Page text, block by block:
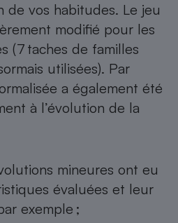
de vos habitudes. Le jeu
modifié pour les
(7 taches de familles
utilisées). Par
a également été
à l’évolution de la
mineures ont eu
évaluées et leur
exemple ;